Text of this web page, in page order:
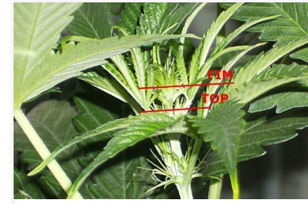
W uprawie roślin najważniejszy jest grunt oraz odpowiednia
pielęgnacja. Na […]